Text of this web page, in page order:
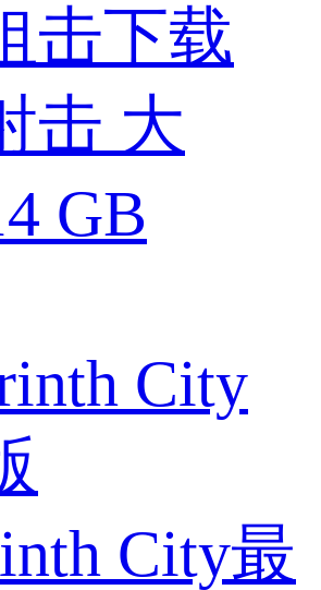
击下载
击 大
GB
City最